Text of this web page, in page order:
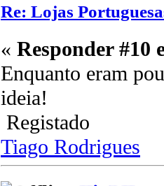
Re: Lojas
« Responder #10
Enquanto eram
ideia!
Registado
Tiago Rodrigues